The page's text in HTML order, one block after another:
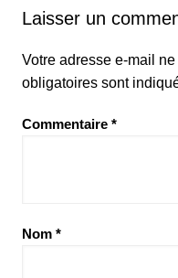
Laisser un
Votre adresse e-mail
obligatoires sont
Commentaire *
Nom *